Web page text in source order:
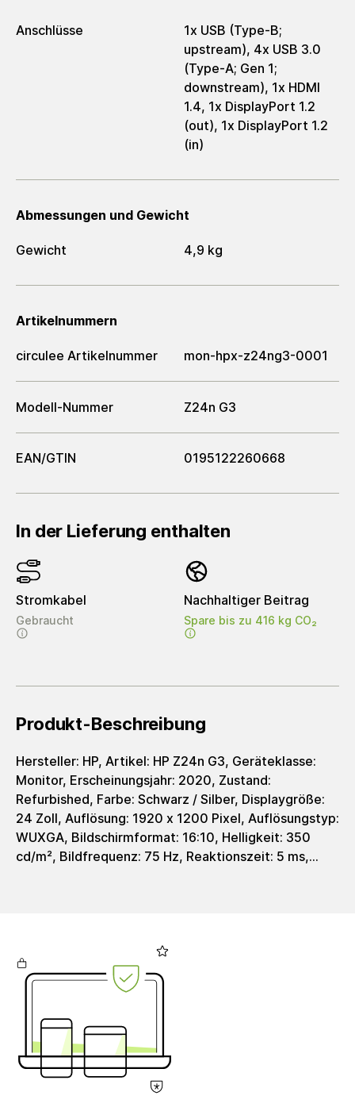
Anschlüsse
1x USB (Type-B;
upstream), 4x USB 3.0
(Type-A; Gen 1;
downstream), 1x HDMI
1.4, 1x DisplayPort 1.2
(out), 1x DisplayPort 1.2
(in)
Abmessungen und Gewicht
Gewicht 4,9 kg
Artikelnummern
circulee Artikelnummer mon-hpx-z24ng3-0001
Modell-Nummer Z24n G3
EAN/GTIN 0195122260668
In der Lieferung enthalten
Stromkabel
Gebraucht
Nachhaltiger Beitrag
Spare bis zu 416 kg CO₂
Produkt-Beschreibung
Hersteller: HP, Artikel: HP Z24n G3, Geräteklasse:
Monitor, Erscheinungsjahr: 2020, Zustand:
Refurbished, Farbe: Schwarz / Silber, Displaygröße:
24 Zoll, Auflösung: 1920 x 1200 Pixel, Auflösungstyp:
WUXGA, Bildschirmformat: 16:10, Helligkeit: 350
cd/m², Bildfrequenz: 75 Hz, Reaktionszeit: 5 ms,
4900 g, EAN: 0195122260668,
Herstellerartikelnummer: 1C4Z5AA#ABB,
Lieferumfang: Stromkabel enthalten. Kein weiteres
nachhaltigen Alternativverpackung
geliefert.Umsatzsteuer: Die Rechnung wird mit voller
ausgewiesener Umsatzsteuer erstellt, welche
Unternehmenskunden zum Vorsteuerabzug